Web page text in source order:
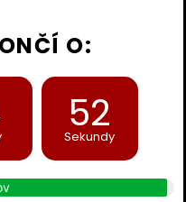
O:
51
Sekundy